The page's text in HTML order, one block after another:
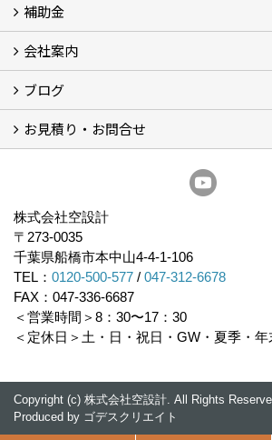
省エネ診断
省エネリフォーム
補助金
住宅性能表示制度
住宅断熱改修促進事業補助金2026
給湯省エネ2026
先進的窓リノベ2026
長期優良住宅化リフォーム推進事業
市川市耐震補助金
船橋市耐震補助金
浦安市耐震補助金
松戸市耐震補助金
四街道市耐震補助金
佐倉市耐震補助金
成田市耐震補助金
会社案内
経営理念／ご挨拶
会社概要
メディア掲載
リフォーム産業新聞掲載
表彰
スタッフ紹介
アクセス
不動産探し
プライバシーポリシー
ブログ
いちかわ新聞連載コラム
人生の歩き方
空設計通信
まもりとそなえ
豆知識
お見積り・お問合せ
耐震省エネ補助金無料相談会
株式会社空設計
〒273-0035
千葉県船橋市本中山4-4-1-106
TEL： 0120-500-577 / 047-312-6678
FAX：047-336-6687
＜営業時間＞8：30〜17：30
＜定休日＞土・日・祝日・GW・夏季・
Copyright (c) 株式会社空設計. All Rights
Produced by ゴデスクリエイト